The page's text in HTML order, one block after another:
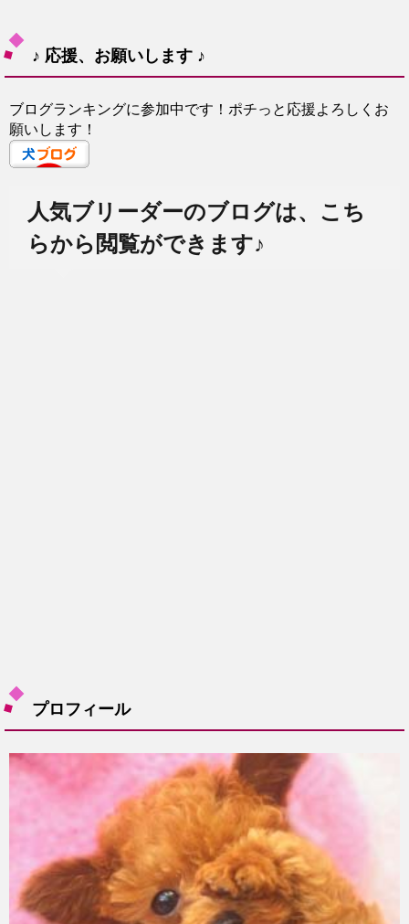
♪ 応援、お願いします ♪
ブログランキングに参加中です！ポチっと応援よろしくお
願いします！
人気ブリーダーのブログは、こち
らから閲覧ができます♪
プロフィール